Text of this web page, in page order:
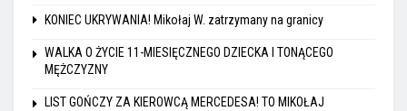
KONIEC UKRYWANIA! Mikołaj W. zatrzymany na granicy
WALKA O ŻYCIE 11-MIESIĘCZNEGO DZIECKA I TONĄCEGO
MĘŻCZYZNY
LIST GOŃCZY ZA KIEROWCĄ MERCEDESA! TO MIKOŁAJ